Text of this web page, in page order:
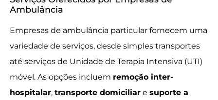
Ambulância
Empresas de ambulância particular fornecem uma
variedade de serviços, desde simples transportes
até serviços de Unidade de Terapia Intensiva (UTI)
móvel. As opções incluem remoção inter-
hospitalar, transporte domiciliar e suporte a